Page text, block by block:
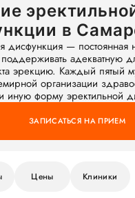
в
дисфункция — постоянная
поддерживать адекватную
эрекцию. Каждый пятый
организации
иную форму эректильной
ЗАПИСАТЬСЯ НА ПРИЕМ
Цены Клиники